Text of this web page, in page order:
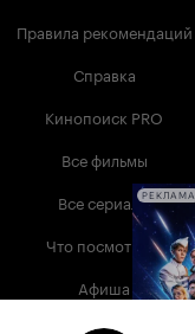
Правила рекомендаций
Справка
Кинопоиск PRO
Все фильмы
Все сериалы
Что посмотреть
Афиша
Музыка
РЕКЛАМА